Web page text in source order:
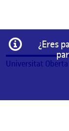
Información
¿Eres
Universitat